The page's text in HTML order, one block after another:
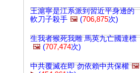
王滬寧是江系派到習近平身邊的
軟刀子殺手 🖼️ (706,875次)
生我者猴死我雕 馬英九亡國達標
🖼️ (707,474次)
中共覆滅在即 勿依賴中共保權 🖼️